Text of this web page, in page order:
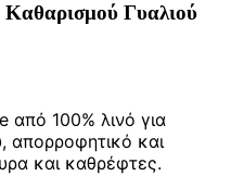
Γυαλιού
από 100% λινό για
και
και καθρέφτες.